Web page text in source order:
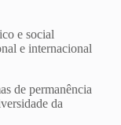
e social
e internacional
de permanência
da